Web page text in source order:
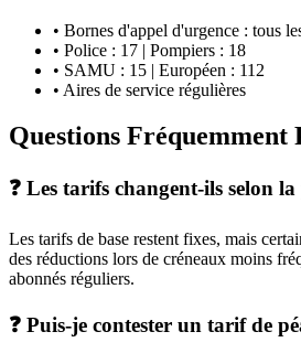
• Bornes d'appel d'urgence : tous
• Police : 17 | Pompiers : 18
• SAMU : 15 | Européen : 112
• Aires de service régulières
Questions Fréquemment
❓ Les tarifs changent-ils selon
Les tarifs de base restent fixes, mais
des réductions lors de créneaux moins
abonnés réguliers.
❓ Puis-je contester un tarif de